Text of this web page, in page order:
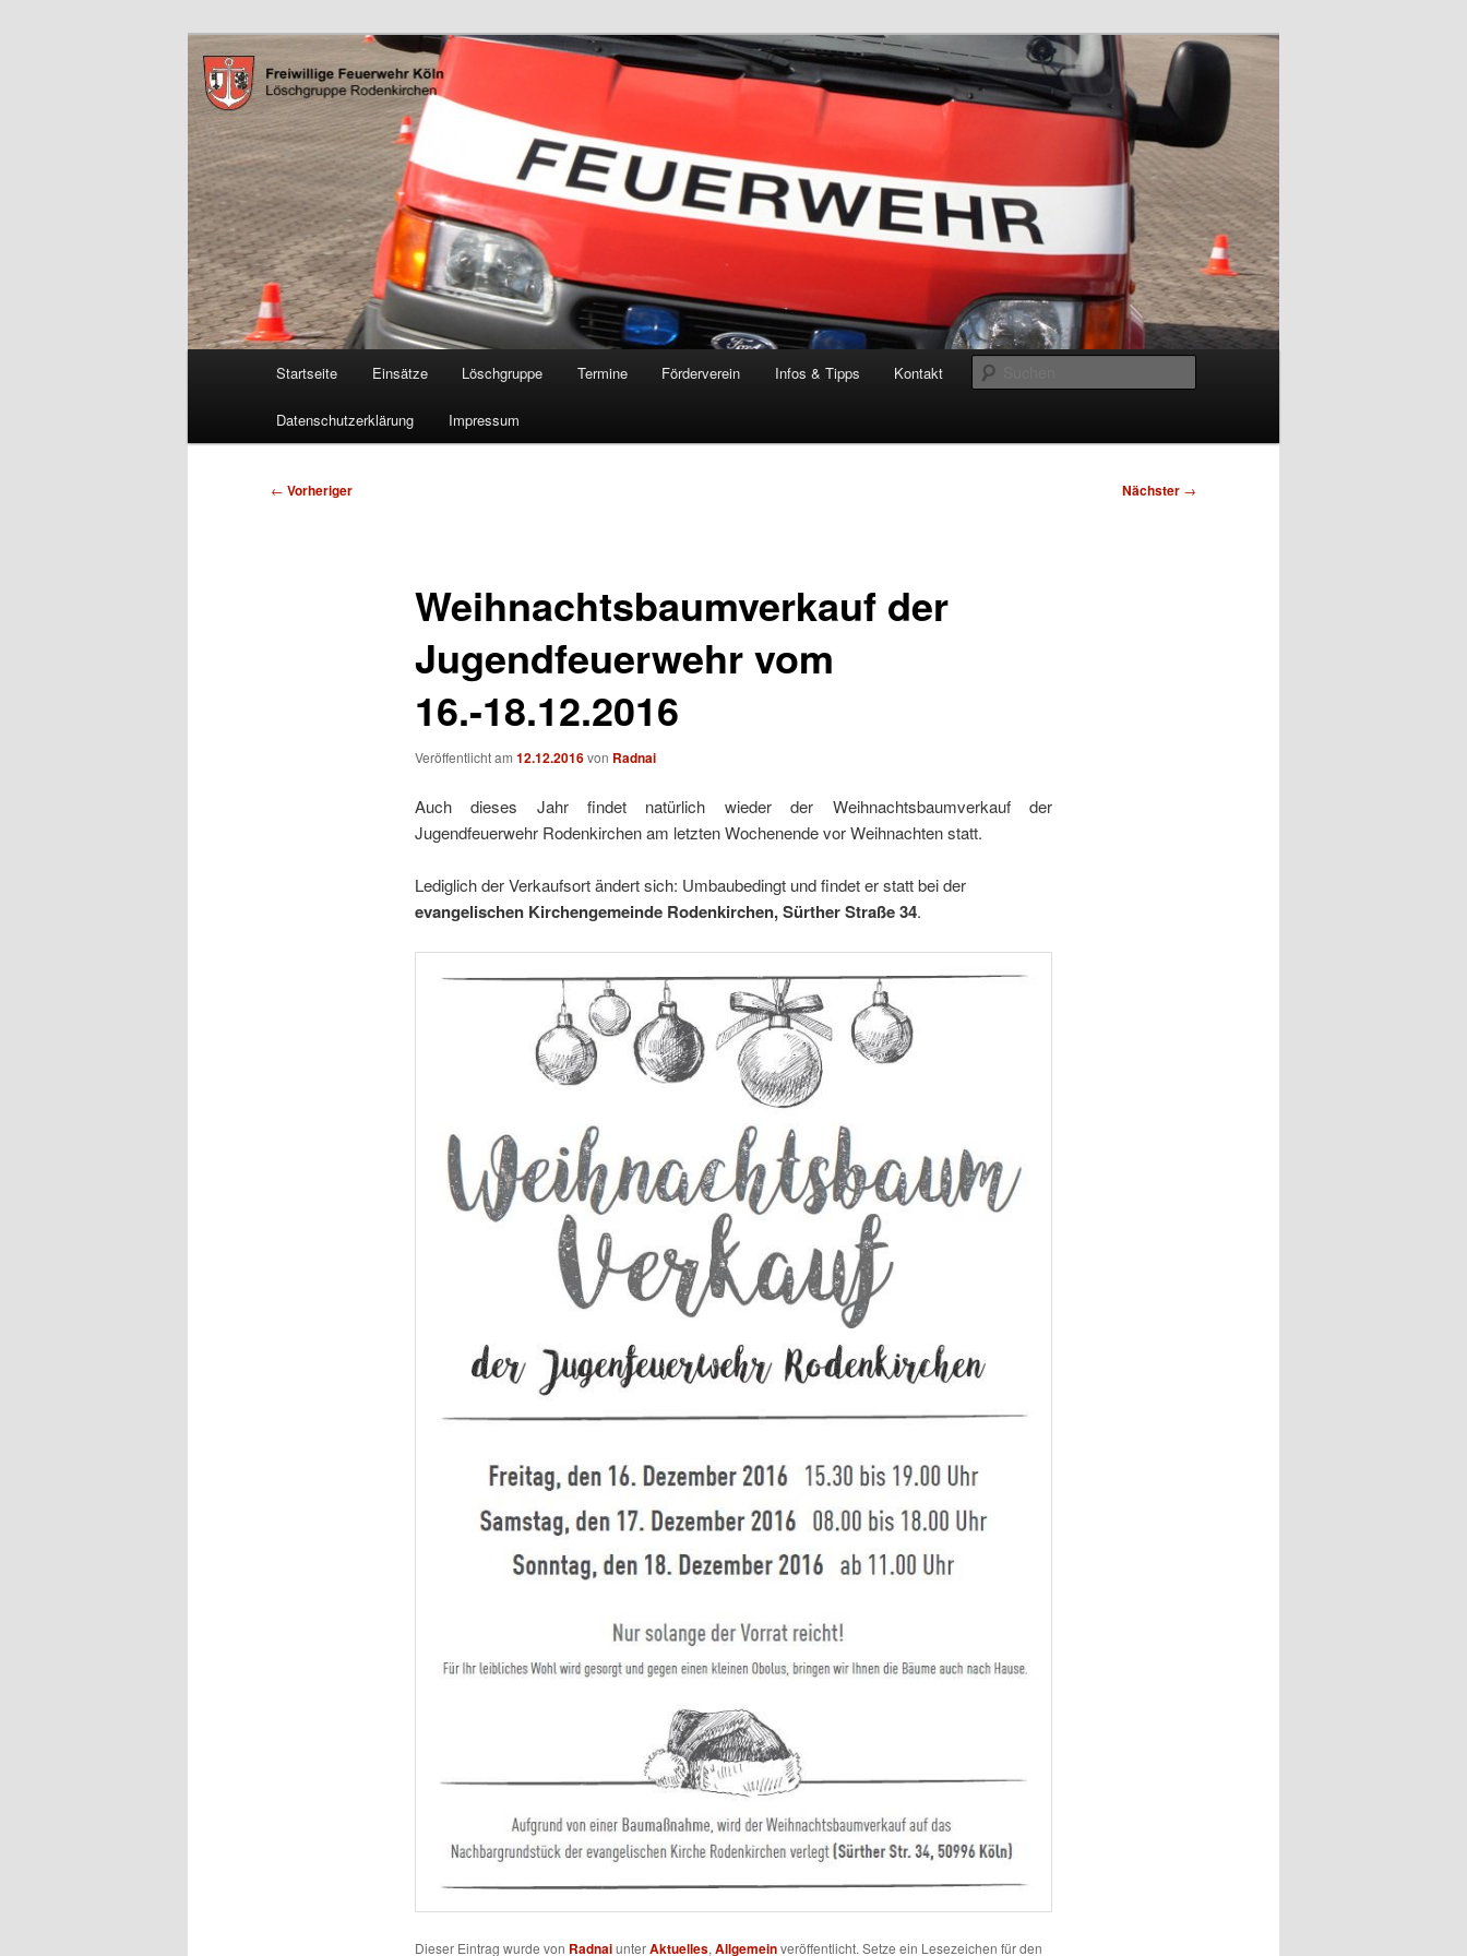
FF Köln, LG RD
Freiwillige Feuerwehr Köln, Löschgruppe Rodenkirchen
Startseite Einsätze Löschgruppe Termine Förderverein Infos & Tipps Kontakt
Datenschutzerklärung Impressum
Beitragsnavigation
← Vorheriger Nächster →
Weihnachtsbaumverkauf der
Jugendfeuerwehr vom
16.-18.12.2016
Veröffentlicht am 12.12.2016von Radnai
Auch dieses Jahr findet natürlich wieder der Weihnachtsbaumverkauf der
Jugendfeuerwehr Rodenkirchen am letzten Wochenende vor Weihnachten statt.
Lediglich der Verkaufsort ändert sich: Umbaubedingt und findet er statt bei der
evangelischen Kirchengemeinde Rodenkirchen, Sürther Straße 34.
Dieser Eintrag wurde von RadnaiunterAktuelles, Allgemeinveröffentlicht. Setze ein Lesezeichen für den